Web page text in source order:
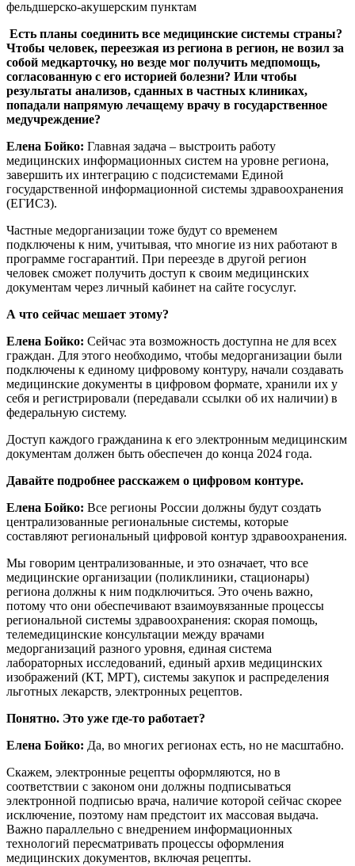
фельдшерско-акушерским пунктам
Есть планы соединить все медицинские системы страны?
Чтобы человек, переезжая из региона в регион, не возил за
собой медкарточку, но везде мог получить медпомощь,
согласованную с его историей болезни? Или чтобы
результаты анализов, сданных в частных клиниках,
попадали напрямую лечащему врачу в государственное
медучреждение?
Елена Бойко: Главная задача – выстроить работу
медицинских информационных систем на уровне региона,
завершить их интеграцию с подсистемами Единой
государственной информационной системы здравоохранения
(ЕГИСЗ).
Частные медорганизации тоже будут со временем
подключены к ним, учитывая, что многие из них работают в
программе госгарантий. При переезде в другой регион
человек сможет получить доступ к своим медицинских
документам через личный кабинет на сайте госуслуг.
А что сейчас мешает этому?
Елена Бойко: Сейчас эта возможность доступна не для всех
граждан. Для этого необходимо, чтобы медорганизации были
подключены к единому цифровому контуру, начали создавать
медицинские документы в цифровом формате, хранили их у
себя и регистрировали (передавали ссылки об их наличии) в
федеральную систему.
Доступ каждого гражданина к его электронным медицинским
документам должен быть обеспечен до конца 2024 года.
Давайте подробнее расскажем о цифровом контуре.
Елена Бойко: Все регионы России должны будут создать
централизованные региональные системы, которые
составляют региональный цифровой контур здравоохранения.
Мы говорим централизованные, и это означает, что все
медицинские организации (поликлиники, стационары)
региона должны к ним подключиться. Это очень важно,
потому что они обеспечивают взаимоувязанные процессы
региональной системы здравоохранения: скорая помощь,
телемедицинские консультации между врачами
медорганизаций разного уровня, единая система
лабораторных исследований, единый архив медицинских
изображений (КТ, МРТ), системы закупок и распределения
льготных лекарств, электронных рецептов.
Понятно. Это уже где-то работает?
Елена Бойко: Да, во многих регионах есть, но не масштабно.
Скажем, электронные рецепты оформляются, но в
соответствии с законом они должны подписываться
электронной подписью врача, наличие которой сейчас скорее
исключение, поэтому нам предстоит их массовая выдача.
Важно параллельно с внедрением информационных
технологий пересматривать процессы оформления
медицинских документов, включая рецепты.